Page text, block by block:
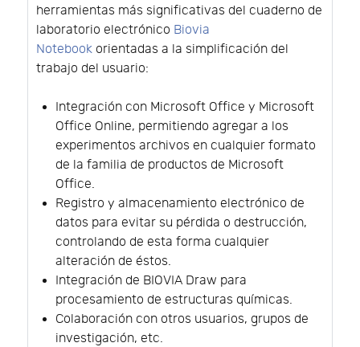
herramientas más significativas del cuaderno de
laboratorio electrónico Biovia
Notebook orientadas a la simplificación del
trabajo del usuario:
Integración con Microsoft Office y Microsoft
Office Online, permitiendo agregar a los
experimentos archivos en cualquier formato
de la familia de productos de Microsoft
Office.
Registro y almacenamiento electrónico de
datos para evitar su pérdida o destrucción,
controlando de esta forma cualquier
alteración de éstos.
Integración de BIOVIA Draw para
procesamiento de estructuras químicas.
Colaboración con otros usuarios, grupos de
investigación, etc.